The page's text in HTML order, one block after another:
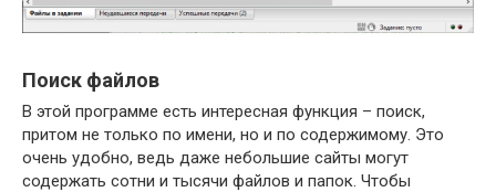
Поиск файлов
В этой программе есть интересная функция – поиск,
притом не только по имени, но и по содержимому. Это
очень удобно, ведь даже небольшие сайты могут
содержать сотни и тысячи файлов и папок. Чтобы